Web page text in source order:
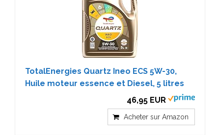
TotalEnergies Quartz Ineo ECS 5W-30,
Huile moteur essence et Diesel, 5 litres
46,95 EUR
Acheter sur Amazon